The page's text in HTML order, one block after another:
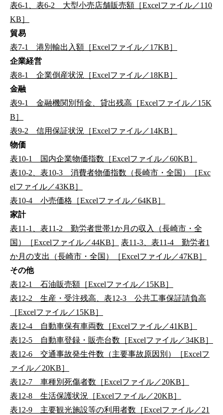
表6-1、表6-2 大型小売店舗販売額［Excelファイル／110
KB］
貿易
表7-1 港別輸出入額［Excelファイル／17KB］
企業経営
表8-1 企業倒産状況［Excelファイル／18KB］
金融
表9-1 金融機関別預金、貸出残高［Excelファイル／15K
B］
表9-2 信用保証状況［Excelファイル／14KB］
物価
表10-1 国内企業物価指数［Excelファイル／60KB］
表10-2、表10-3 消費者物価指数（長崎市・全国）［Exc
elファイル／43KB］
表10-4 小売価格［Excelファイル／64KB］
家計
表11-1、表11-2 勤労者世帯1か月の収入（長崎市・全
国）［Excelファイル／44KB］
表11-3、表11-4 勤労者1
か月の支出（長崎市・全国）［Excelファイル／47KB］
その他
表12-1 石油販売額［Excelファイル／15KB］
表12-2 生産・受注残高、表12-3 公共工事保証請負高
［Excelファイル／15KB］
表12-4 自動車保有車両数［Excelファイル／41KB］
表12-5 自動車登録・販売台数［Excelファイル／34KB］
表12-6 交通事故発生件数（主要事故原因別）［Excelフ
ァイル／20KB］
表12-7 車種別死傷者数［Excelファイル／20KB］
表12-8 生活保護状況［Excelファイル／20KB］
表12-9 主要観光施設等の利用者数［Excelファイル／21